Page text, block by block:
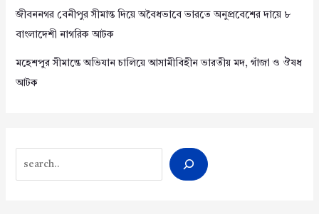
জীবননগর বেনীপুর সীমান্ত দিয়ে অবৈধভাবে ভারতে অনুপ্রবেশের দায়ে ৮
বাংলাদেশী নাগরিক আটক
মহেশপুর সীমান্তে অভিযান চালিয়ে আসামীবিহীন ভারতীয় মদ, গাঁজা ও ঔষধ
আটক